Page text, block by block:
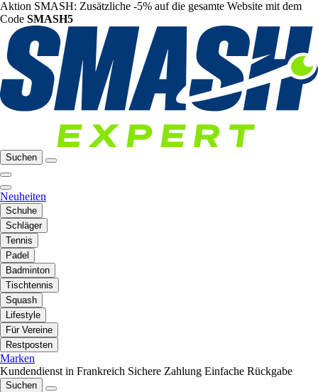
Aktion SMASH: Zusätzliche -5% auf die gesamte Website mit dem
Code SMASH5
Suchen
Neuheiten
Schuhe
Schläger
Tennis
Padel
Badminton
Tischtennis
Squash
Lifestyle
Für Vereine
Restposten
Marken
Kundendienst in Frankreich Sichere Zahlung Einfache Rückgabe
Suchen